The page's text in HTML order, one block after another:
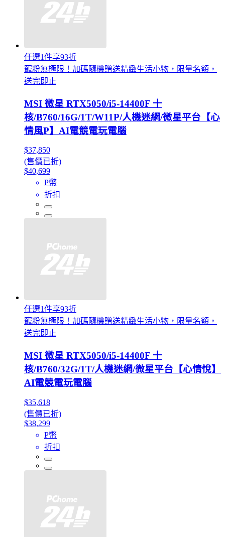
任選1件享93折
寵粉無極限！加碼隨機贈送精緻生活小物，限量名額，
送完即止
MSI 微星 RTX5050/i5-14400F 十
核/B760/16G/1T/W11P/人機迷網/微星平台【心
情風P】AI電競電玩電腦
$37,850
(售價已折)
$40,699
P幣
折扣
任選1件享93折
寵粉無極限！加碼隨機贈送精緻生活小物，限量名額，
送完即止
MSI 微星 RTX5050/i5-14400F 十
核/B760/32G/1T/人機迷網/微星平台【心情悅】
AI電競電玩電腦
$35,618
(售價已折)
$38,299
P幣
折扣